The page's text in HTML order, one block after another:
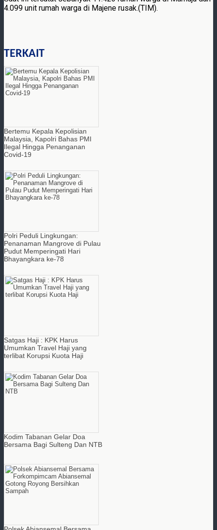
4.099 unit rumah warga di Majene rusak.(TIM).
TERKAIT
Bertemu Kepala Kepolisian
Malaysia, Kapolri Bahas PMI
Ilegal Hingga Penanganan
Covid-19
Polri Peduli Lingkungan:
Penanaman Mangrove di Pulau
Pudut Memperingati Hari
Bhayangkara ke-78
Satgas Haji : KPK Harus
Umumkan Travel Haji yang
terlibat Korupsi Kuota Haji
Kodim Tabanan Gelar Doa
Bersama Bagi Sulteng Dan NTB